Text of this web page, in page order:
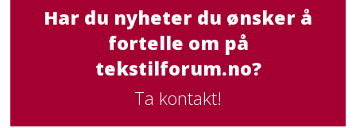
Har du nyheter du ønsker å
fortelle om på
tekstilforum.no?
Ta kontakt!